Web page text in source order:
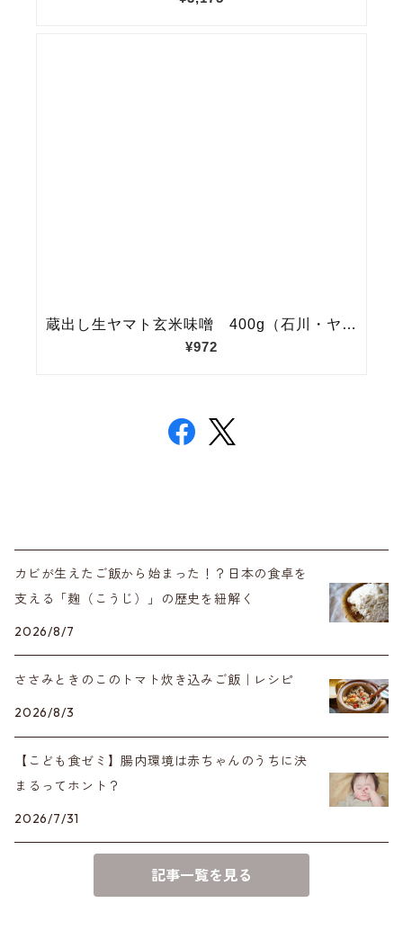
カビが生えたご飯から始まった！？日本の食卓を
支える「麹（こうじ）」の歴史を紐解く
2026/8/7
ささみときのこのトマト炊き込みご飯｜レシピ
2026/8/3
【こども食ゼミ】腸内環境は赤ちゃんのうちに決
まるってホント？
2026/7/31
記事一覧を見る